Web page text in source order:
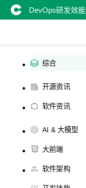
DevOps研发效能
综合
开源资讯
软件资讯
AI & 大模型
大前端
软件架构